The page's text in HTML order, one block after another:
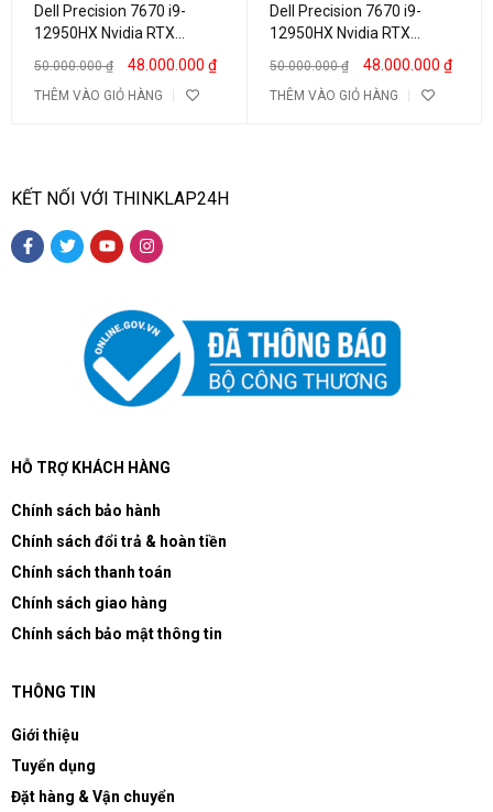
Dell Precision 7670 i9-
12950HX Nvidia RTX
A3000 12GB / RTX A4500
16″ Full HD (Copy)
50.000.000₫ 48.000.000 ₫
THÊM VÀO GIỎ HÀNG
Dell Precision 7670 i9-
12950HX Nvidia RTX
A3000 12GB / RTX A4500
16″ Full HD (Copy)
50.000.000₫ 48.000.000 ₫
THÊM VÀO GIỎ HÀNG
KẾT NỐI VỚI THINKLAP24H
HỖ TRỢ KHÁCH HÀNG
Chính sách bảo hành
Chính sách đổi trả & hoàn tiền
Chính sách thanh toán
Chính sách giao hàng
Chính sách bảo mật thông tin
THÔNG TIN
Giới thiệu
Tuyển dụng
Đặt hàng & Vận chuyển